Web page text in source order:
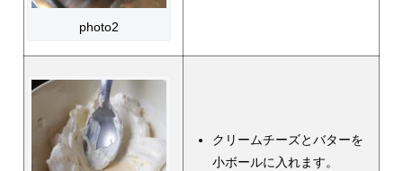
photo2
クリームチーズとバターを
小ボールに入れます。